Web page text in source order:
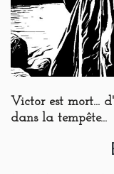
Victor est mort...
dans la tempête...